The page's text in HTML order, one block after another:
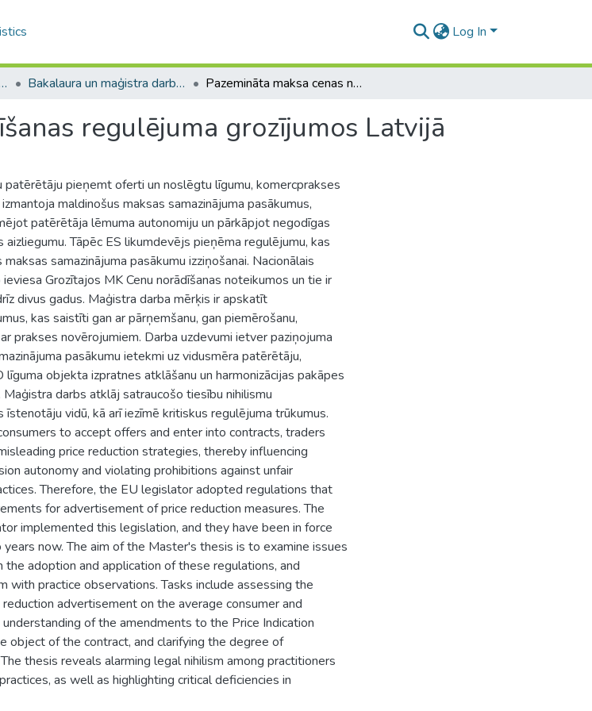
Log In
/ Faculty of Law Bakalaura un maģistra darbi (JF) / Bachelor's and Master's theses Pazemināta maksa cenas norādīšanas regulējuma grozījumos Latvijā
regulējuma grozījumos Latvijā
patērētāju pieņemt oferti un noslēgtu līgumu, komercprakses
maldinošus maksas samazinājuma pasākumus,
patērētāja lēmuma autonomiju un pārkāpjot negodīgas
aizliegumu. Tāpēc ES likumdevējs pieņēma regulējumu, kas
samazinājuma pasākumu izziņošanai. Nacionālais
Grozītajos MK Cenu norādīšanas noteikumos un tie ir
divus gadus. Maģistra darba mērķis ir apskatīt
kas saistīti gan ar pārņemšanu, gan piemērošanu,
prakses novērojumiem. Darba uzdevumi ietver paziņojuma
pasākumu ietekmi uz vidusmēra patērētāju,
līguma objekta izpratnes atklāšanu un harmonizācijas pakāpes
Maģistra darbs atklāj satraucošo tiesību nihilismu
īstenotāju vidū, kā arī iezīmē kritiskus regulējuma trūkumus.
to accept offers and enter into contracts, traders
price reduction strategies, thereby influencing
autonomy and violating prohibitions against unfair
Therefore, the EU legislator adopted regulations that
for advertisement of price reduction measures. The
implemented this legislation, and they have been in force
now. The aim of the Master's thesis is to examine issues
adoption and application of these regulations, and
with practice observations. Tasks include assessing the
advertisement on the average consumer and
of the amendments to the Price Indication
object of the contract, and clarifying the degree of
thesis reveals alarming legal nihilism among practitioners
as well as highlighting critical deficiencies in